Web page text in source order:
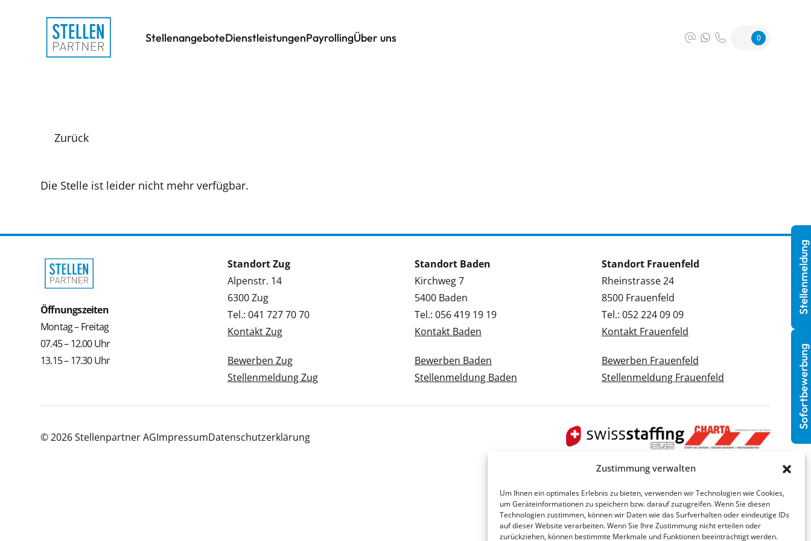
Zustimmung verwalten
Um Ihnen ein optimales Erlebnis zu bieten, verwenden wir Technologien wie Cookies,
um Geräteinformationen zu speichern bzw. darauf zuzugreifen. Wenn Sie diesen
Technologien zustimmen, können wir Daten wie das Surfverhalten oder eindeutige IDs
auf dieser Website verarbeiten. Wenn Sie Ihre Zustimmung nicht erteilen oder
zurückziehen, können bestimmte Merkmale und Funktionen beeinträchtigt werden.
StellenangeboteDienstleistungenPayrollingÜber uns 0
Zurück
Die Stelle ist leider nicht mehr verfügbar.
Öffnungszeiten
Montag – Freitag
07.45 – 12.00 Uhr
13.15 – 17.30 Uhr
Standort Zug
Alpenstr. 14
6300 Zug
Tel.: 041 727 70 70
Kontakt Zug
Bewerben Zug
Stellenmeldung Zug
Standort Baden
Kirchweg 7
5400 Baden
Tel.: 056 419 19 19
Kontakt Baden
Bewerben Baden
Stellenmeldung Baden
Standort Frauenfeld
Rheinstrasse 24
8500 Frauenfeld
Tel.: 052 224 09 09
Kontakt Frauenfeld
Bewerben Frauenfeld
Stellenmeldung Frauenfeld
© 2026 Stellenpartner AGImpressumDatenschutzerklärung
Sofortbewerbung
Stellenmeldung